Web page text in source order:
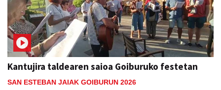
Kantujira taldearen saioa Goiburuko festetan
SAN ESTEBAN JAIAK GOIBURUN 2026